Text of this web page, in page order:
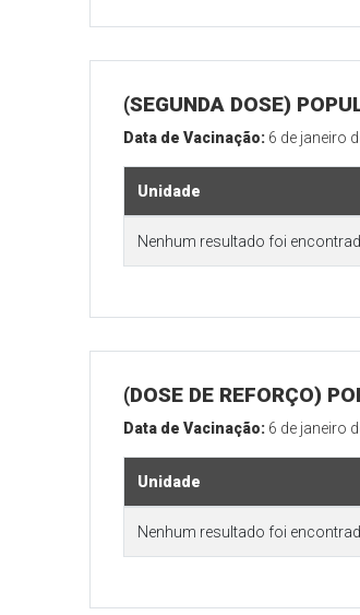
(SEGUNDA DOSE)
Data de Vacinação: 6 de janeiro
Unidade
Nenhum resultado foi
(DOSE DE REFORÇO)
Data de Vacinação: 6 de janeiro
Unidade
Nenhum resultado foi